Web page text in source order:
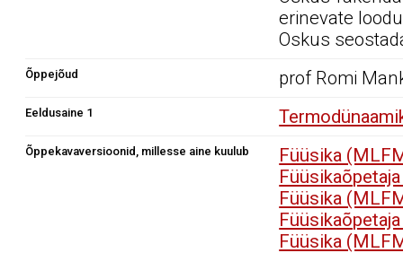
erinevate
Oskus
Õppejõud prof Romi
Eeldusaine 1
Õppekavaversioonid, millesse aine kuulub
Füüsika
Füüsika
Füüsika